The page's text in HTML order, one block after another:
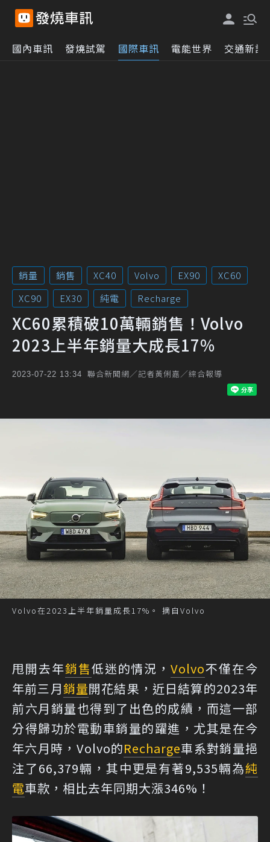
國內車訊 發燒試駕 國際車訊 電能世界 交通新訊
銷量 銷售 XC40 Volvo EX90
XC60
XC90
EX30 純電 Recharge
XC60累積破10萬輛銷售！Volvo
2023上半年銷量大成長17%
2023-07-22 13:34 聯合新聞網／記者黃俐嘉／綜合報導
Volvo在2023上半年銷量成長17%。 摘自Volvo
甩開去年銷售低迷的情況，Volvo不僅在今
年前三月銷量開花結果，近日結算的2023年
前六月銷量也得到了出色的成績，而這一部
分得歸功於電動車銷量的躍進，尤其是在今
年六月時，Volvo的Recharge車系對銷量挹
注了66,379輛，其中更是有著9,535輛為純
電車款，相比去年同期大漲346%！